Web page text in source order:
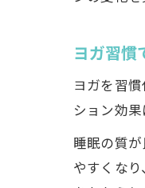
ヨガ習慣
ヨガを習
ション効
睡眠の質
やすくな